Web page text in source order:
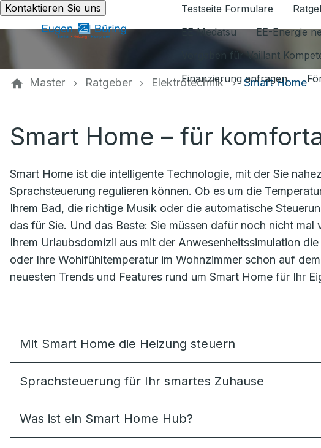
Kontaktieren Sie uns Testseite Formulare
EE Medatsu
EE-Energie
Vorgaben für Vaillant
Finanzierung anfragen
Master Ratgeber Elektrotechnik Smart Home
Smart Home – für
Smart Home ist die intelligente Technologie, mit der Sie
Sprachsteuerung regulieren können. Ob es um die
Ihrem Bad, die richtige Musik oder die automatische
das für Sie. Und das Beste: Sie müssen dafür noch nicht
Ihrem Urlaubsdomizil aus mit der Anwesenheitssimulation
oder Ihre Wohlfühltemperatur im Wohnzimmer schon auf
neuesten Trends und Features rund um Smart Home für Ihr
Mit Smart Home die Heizung steuern
Sprachsteuerung für Ihr smartes Zuhause
Was ist ein Smart Home Hub?